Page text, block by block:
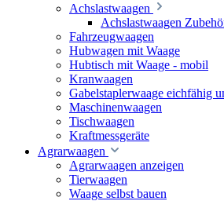
Achslastwaagen
Achslastwaagen
Fahrzeugwaagen
Hubwagen mit Waage
Hubtisch mit Waage - mobil
Kranwaagen
Gabelstaplerwaage eichfähig
Maschinenwaagen
Tischwaagen
Kraftmessgeräte
Agrarwaagen
Agrarwaagen anzeigen
Tierwaagen
Waage selbst bauen